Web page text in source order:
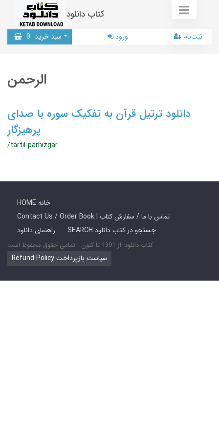
کتاب دانلود
سبد خرید 0 ورود ثبت‌نام
الرحمن
دانلود ترتیل قرآن به تفکیک سوره با صدای
پرهیزگار
/tartil-parhizgar
HOME خانه
Contact Us / Order Book | تماس با ما / سفارش کتاب
راهنمای دانلود
SEARCH جستجو در کتاب دانلود
کتاب دانلود: از 1391 تا کنون - تمامی حقوق محفوظ است
Refund Policy سیاست بازپرداخت